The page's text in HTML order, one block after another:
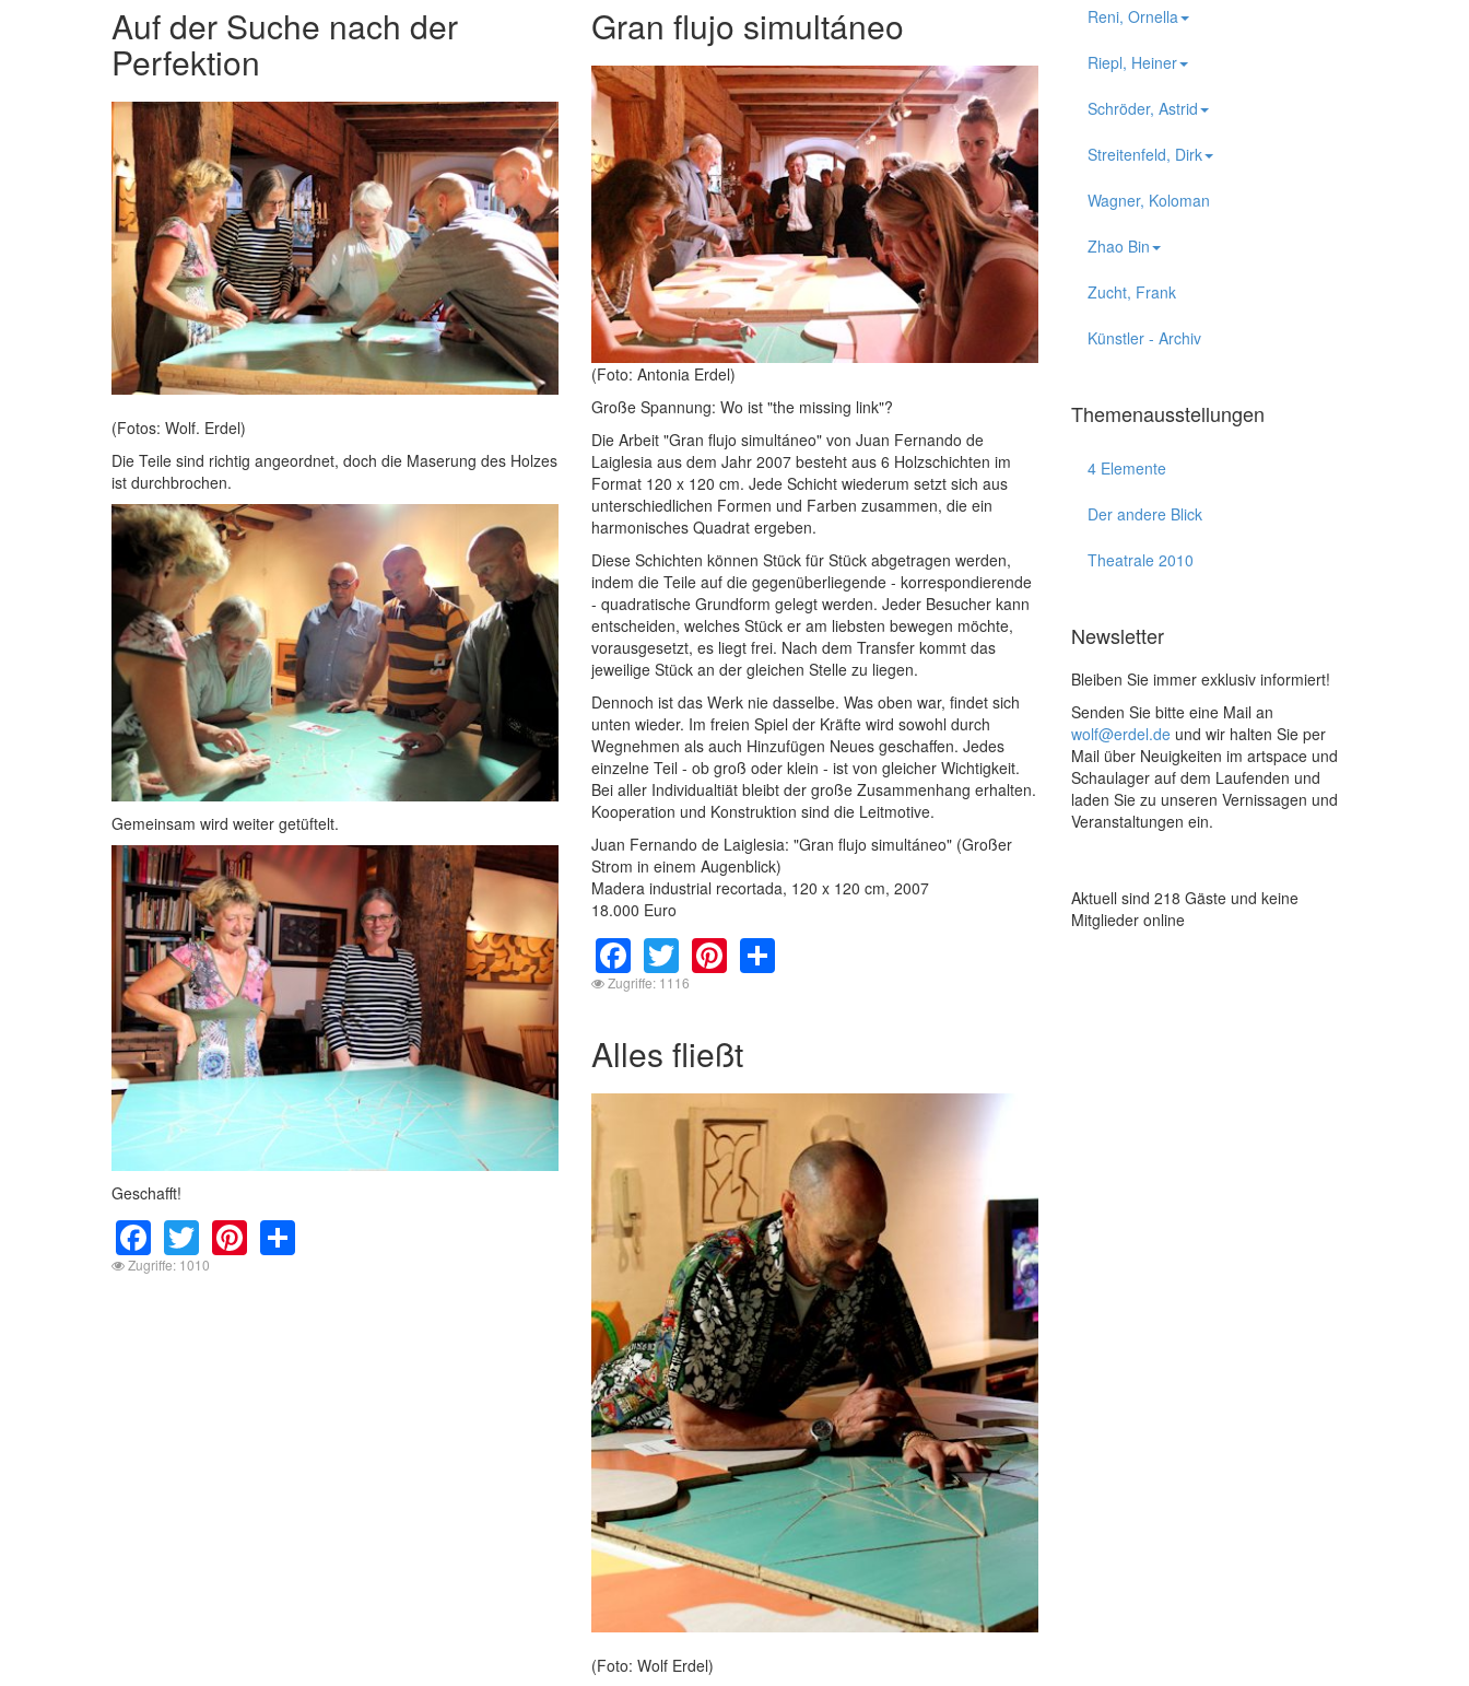
Auf der Suche nach der
Perfektion
(Fotos: Wolf. Erdel)
Die Teile sind richtig angeordnet, doch die Maserung des Holzes
ist durchbrochen.
Gemeinsam wird weiter getüftelt.
Geschafft!
Facebook
TwitterPinterest
Zugriffe: 1010
Gran flujo simultáneo
(Foto: Antonia Erdel)
Große Spannung: Wo ist "the missing link"?
Die Arbeit "Gran flujo simultáneo" von Juan Fernando de
Laiglesia aus dem Jahr 2007 besteht aus 6 Holzschichten im
Format 120 x 120 cm. Jede Schicht wiederum setzt sich aus
unterschiedlichen Formen und Farben zusammen, die ein
harmonisches Quadrat ergeben.
Diese Schichten können Stück für Stück abgetragen werden,
indem die Teile auf die gegenüberliegende - korrespondierende
- quadratische Grundform gelegt werden. Jeder Besucher kann
entscheiden, welches Stück er am liebsten bewegen möchte,
vorausgesetzt, es liegt frei. Nach dem Transfer kommt das
jeweilige Stück an der gleichen Stelle zu liegen.
Dennoch ist das Werk nie dasselbe. Was oben war, findet sich
unten wieder. Im freien Spiel der Kräfte wird sowohl durch
Wegnehmen als auch Hinzufügen Neues geschaffen. Jedes
einzelne Teil - ob groß oder klein - ist von gleicher Wichtigkeit.
Bei aller Individualtiät bleibt der große Zusammenhang erhalten.
Kooperation und Konstruktion sind die Leitmotive.
Juan Fernando de Laiglesia: "Gran flujo simultáneo" (Großer
Strom in einem Augenblick)
Madera industrial recortada, 120 x 120 cm, 2007
18.000 Euro
Facebook
TwitterPinterest
Share
Zugriffe: 1116
Alles fließt
(Foto: Wolf Erdel)
Reni, Ornella
Riepl, Heiner
Schröder, Astrid
Streitenfeld, Dirk
Wagner, Koloman
Zhao Bin
Zucht, Frank
Künstler - Archiv
Themenausstellungen
4 Elemente
Der andere Blick
Theatrale 2010
Newsletter
Bleiben Sie immer exklusiv informiert!
Senden Sie bitte eine Mail an
wolf@erdel.deund wir halten Sie per
Mail über Neuigkeiten im artspace und
Schaulager auf dem Laufenden und
laden Sie zu unseren Vernissagen und
Veranstaltungen ein.
Aktuell sind 218 Gäste und keine
Mitglieder online